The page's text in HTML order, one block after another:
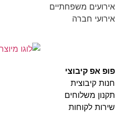
אירועים משפחתיים
אירועי חברה
פופ אפ קיבוצי
חנות קיבוצית
תקנון משלוחים
שירות לקוחות